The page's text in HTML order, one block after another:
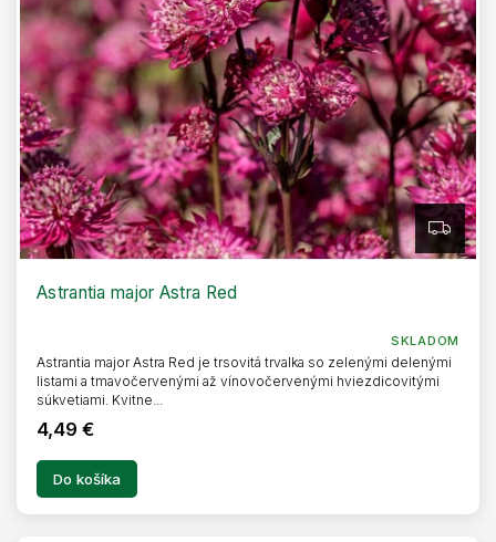
Z
A
D
Astrantia major Astra Red
SKLADOM
4,49 €
Do košíka
Astrantia major Astra Red je trsovitá trvalka so zelenými delenými
listami a tmavočervenými až vínovočervenými hviezdicovitými
súkvetiami. Kvitne...